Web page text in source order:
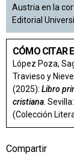
Austria en la
Editorial
CÓMO CITAR
López Poza,
Travieso y
(2025): Libro
cristiana .
(Colección
Compartir